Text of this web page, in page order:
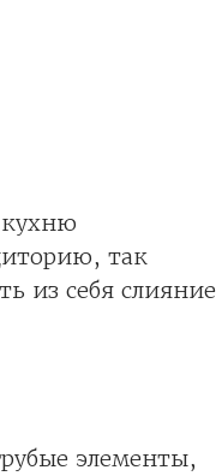
так
из себя слияние
элементы,